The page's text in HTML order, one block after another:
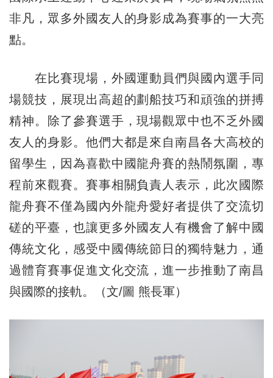
非凡，眾多外國友人的身影成為賽事的一大亮
點。
在比賽現場，外國運動員們與國內選手同
場競技，展現出高超的劃船技巧和頑強的拼搏
精神。除了參賽選手，現場觀眾中也不乏外國
友人的身影。他們大都是來自南昌各大高校的
留學生，因為喜歡中國龍舟賽的熱鬧氛圍，專
程前來觀賽。賽事相關負責人表示，此次國際
龍舟賽不僅為國內外龍舟愛好者提供了交流切
磋的平臺，也讓更多外國友人有機會了解中國
傳統文化，感受中國傳統節日的獨特魅力，通
過體育賽事促進文化交流，進一步推動了南昌
與國際的接軌。（文/圖 熊長軍）